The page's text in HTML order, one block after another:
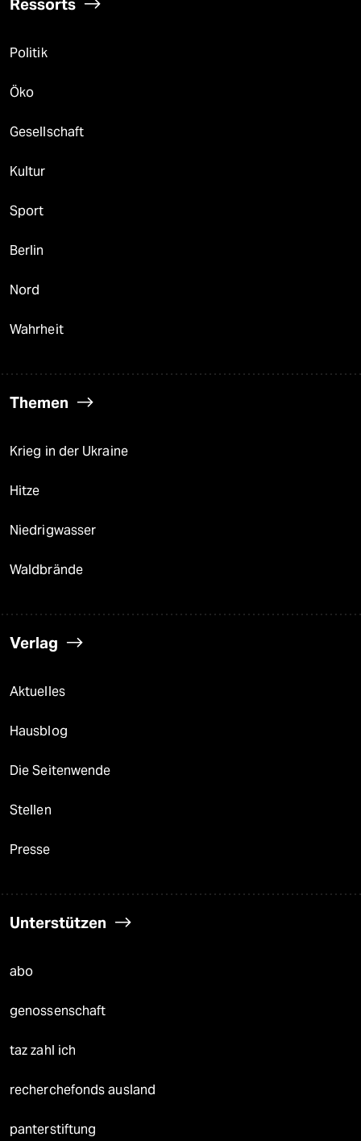
Ressorts
Politik
Öko
Gesellschaft
Kultur
Sport
Berlin
Nord
Wahrheit
Themen
Krieg in der Ukraine
Hitze
Niedrigwasser
Waldbrände
Verlag
Aktuelles
Hausblog
Die Seitenwende
Stellen
Presse
Unterstützen
abo
genossenschaft
taz zahl ich
recherchefonds ausland
panterstiftung